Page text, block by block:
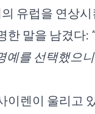
유럽을 연상시
한 말을 남겼다:
예를 선택했으
이렌이 울리고